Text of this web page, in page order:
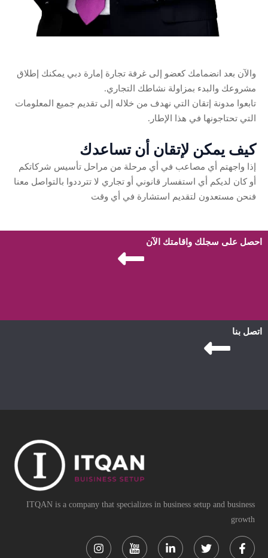
والآن بعد انضمامك كعضو إلى غرفة تجارة إمارة دبي يمكنك إطلاق
مشروعك والبدء بمزاولة نشاطك التجاري.
تابعوا مدونة إتقان التي نهدف من خلاله إلى تقديم جميع المعلومات
التي تحتاجونها في هذا الإطار.
كيف يمكن لإتقان أن تساعدك
إذا واجهتم أي مصاعب في أي مرحلة من مراحل تأسيس شركاتكم
أو كان لديكم أي استفسار قانوني أو تجاري لا تترددوا بالتواصل معنا
فنحن مستعدون لتقديم استشارة في أي وقت
احصل على سجلك واقامتك الآن
اتصل بنا
ITQAN is a company that specializes in business setup and business
growth
in f